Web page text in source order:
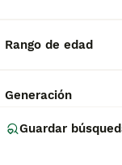
Rango de edad
Generación
Guardar
Criador
bichon maltes